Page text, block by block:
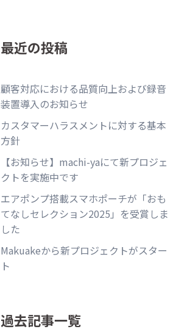
最近の投稿
顧客対応における品質向上および録音
装置導入のお知らせ
カスタマーハラスメントに対する基本
方針
【お知らせ】machi-yaにて新プロジェ
クトを実施中です
エアポンプ搭載スマホポーチが「おも
てなしセレクション2025」を受賞しま
した
Makuakeから新プロジェクトがスター
ト
過去記事一覧